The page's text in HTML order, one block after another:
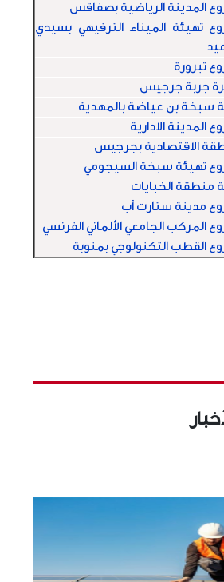
المدينة الرياضية بصفاقس
تهيئة الميناء الترفيهي بسيدي
تبرورة
جربة جرجيس
سبخة بن عياضة بالمهدية
المدينة الادارية
الاقتصادية بجرجيس
تهيئة سبخة السيجومي
منطقة الخبايات
مدينة ستارت أب
المركب الجامعي الألماني الفرنسي
القطب التكنولوجي بمنوبة